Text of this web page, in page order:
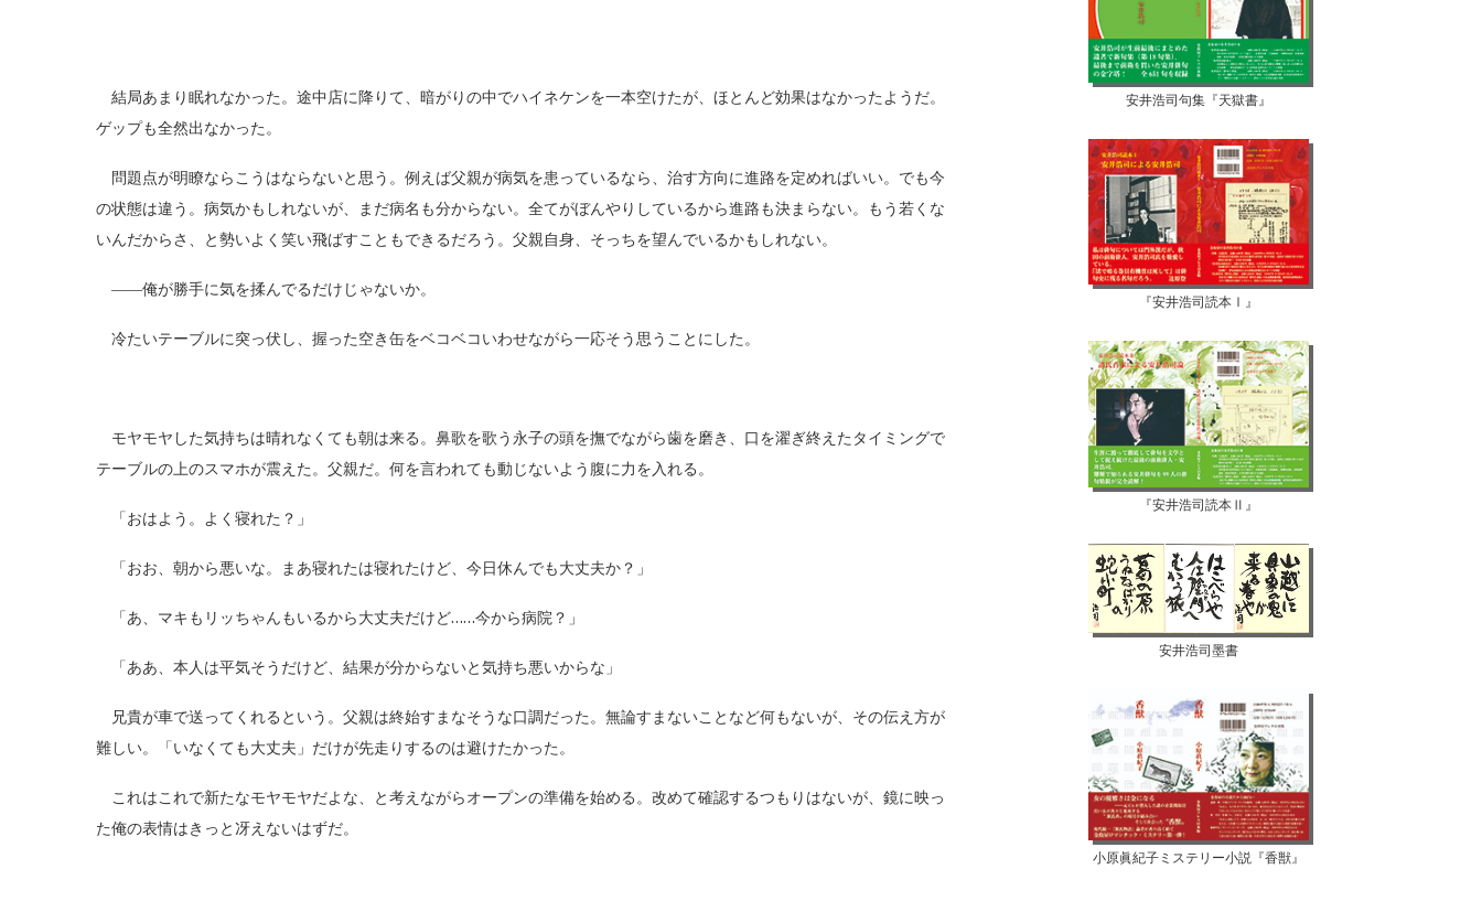
結局あまり眠れなかった。途中店に降りて、暗がりの中でハイネケンを一本空けたが、ほとんど効果はなかったようだ。
ゲップも全然出なかった。
問題点が明瞭ならこうはならないと思う。例えば父親が病気を患っているなら、治す方向に進路を定めればいい。でも今
の状態は違う。病気かもしれないが、まだ病名も分からない。全てがぼんやりしているから進路も決まらない。もう若くな
いんだからさ、と勢いよく笑い飛ばすこともできるだろう。父親自身、そっちを望んでいるかもしれない。
――俺が勝手に気を揉んでるだけじゃないか。
冷たいテーブルに突っ伏し、握った空き缶をベコベコいわせながら一応そう思うことにした。
モヤモヤした気持ちは晴れなくても朝は来る。鼻歌を歌う永子の頭を撫でながら歯を磨き、口を濯ぎ終えたタイミングで
テーブルの上のスマホが震えた。父親だ。何を言われても動じないよう腹に力を入れる。
「おはよう。よく寝れた？」
「おお、朝から悪いな。まあ寝れたは寝れたけど、今日休んでも大丈夫か？」
「あ、マキもリッちゃんもいるから大丈夫だけど……今から病院？」
「ああ、本人は平気そうだけど、結果が分からないと気持ち悪いからな」
兄貴が車で送ってくれるという。父親は終始すまなそうな口調だった。無論すまないことなど何もないが、その伝え方が
難しい。「いなくても大丈夫」だけが先走りするのは避けたかった。
これはこれで新たなモヤモヤだよな、と考えながらオープンの準備を始める。改めて確認するつもりはないが、鏡に映っ
た俺の表情はきっと冴えないはずだ。
安井浩司句集『天獄書』
『安井浩司読本Ⅰ』
『安井浩司読本Ⅱ』
安井浩司墨書
小原眞紀子ミステリー小説『香獣』